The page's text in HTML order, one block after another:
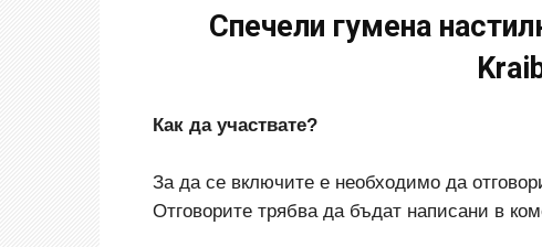
Спечели гумена
Как да участвате?
За да се включите е необходимо да
Отговорите трябва да бъдат написани в